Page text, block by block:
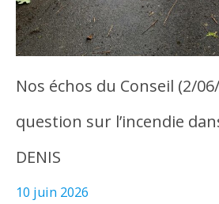
Nos échos du Conseil (2/
question sur l’incendie
DENIS
10 juin 2026